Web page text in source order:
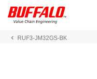
RUF3-JM32GS-BK